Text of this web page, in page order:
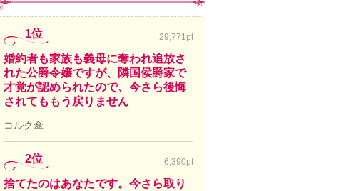
1位 29,771pt
婚約者も家族も義母に奪われ追放さ
れた公爵令嬢ですが、隣国侯爵家で
才覚が認められたので、今さら後悔
されてももう戻りません
コルク傘
2位 6,390pt
捨てたのはあなたです。今さら取り